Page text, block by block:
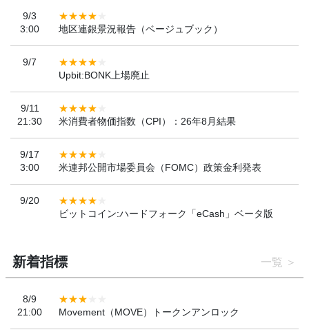
9/3
3:00
地区連銀景況報告（ベージュブック）
9/7
Upbit:BONK上場廃止
9/11
21:30
米消費者物価指数（CPI）：26年8月結果
9/17
3:00
米連邦公開市場委員会（FOMC）政策金利発表
9/20
ビットコイン:ハードフォーク「eCash」ベータ版
新着指標 一覧
8/9
21:00
Movement（MOVE）トークンアンロック